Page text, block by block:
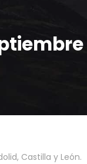
Castilla y León.